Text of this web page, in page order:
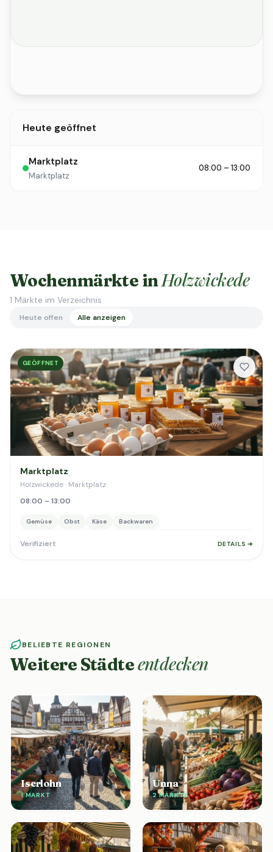
Heute geöffnet
Marktplatz
Marktplatz
08:00 – 13:00
Wochenmärkte inHolzwickede
1 Märkte im Verzeichnis
Heute offen Alle anzeigen
GEÖFFNET
Marktplatz
Holzwickede · Marktplatz
08:00 – 13:00
Gemüse Obst Käse Backwaren
Verifiziert DETAILS ➔
BELIEBTE REGIONEN
Weitere Städteentdecken
Iserlohn
1 MARKT
Unna
2 MÄRKTE